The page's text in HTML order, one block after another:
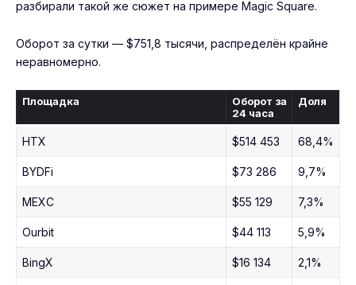
разбирали такой же сюжет на примере Magic Square.
Оборот за сутки — $751,8 тысячи, распределён крайне
неравномерно.
Площадка
Оборот за
24 часа
Доля
HTX $514 453 68,4%
BYDFi $73 286 9,7%
MEXC $55 129 7,3%
Ourbit $44 113 5,9%
BingX $16 134 2,1%